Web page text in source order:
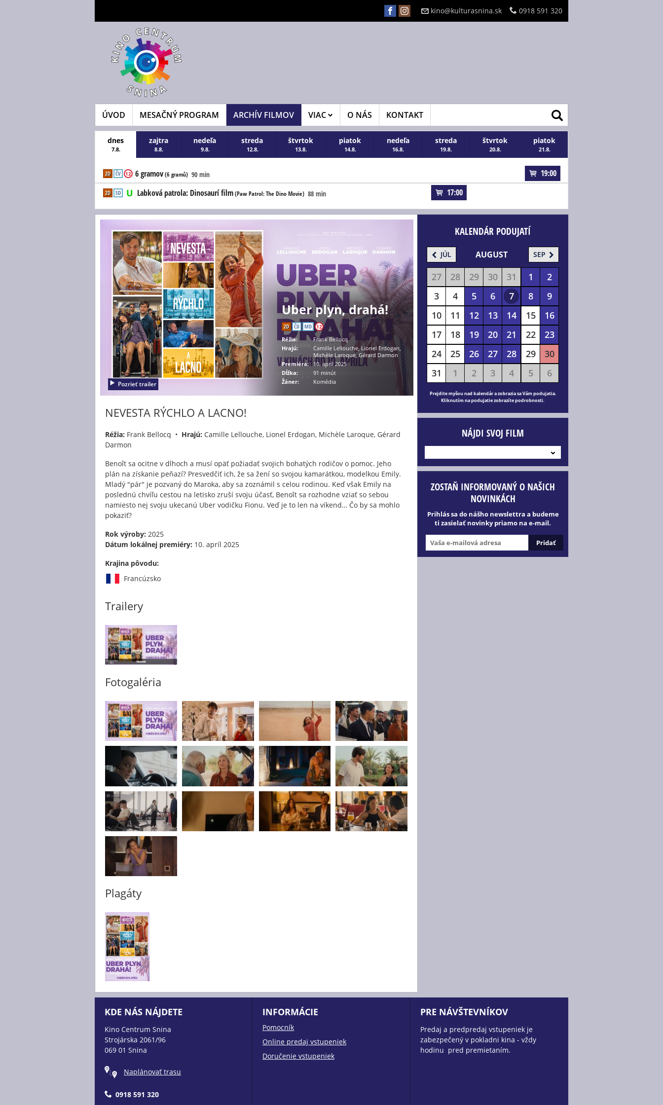
kino@kulturasnina.sk 0918 591 320
ÚVOD MESAČNÝ PROGRAM ARCHÍV FILMOV VIAC O NÁS KONTAKT
dnes
7.8.
zajtra
8.8.
nedeľa
9.8.
streda
12.8.
štvrtok
13.8.
piatok
14.8.
nedeľa
16.8.
streda
19.8.
štvrtok
20.8.
piatok
21.8.
6 gramov(6 gramů) 90 min
2D ČV 12
19:00
Labková patrola: Dinosaurí film(Paw Patrol: The Dino Movie) 88 min
2D SD 17:00
Pozrieť trailer
Uber plyn, drahá!
2D ČD MD 12
Réžia:
Frank Bellocq
Hrajú:
Camille Lellouche, Lionel Erdogan,
Michèle Laroque, Gérard Darmon
Premiéra:
10. apríl 2025
Dĺžka:
91 minút
Žáner:
Komédia
NEVESTA RÝCHLO A LACNO!
Réžia: Frank Bellocq • Hrajú: Camille Lellouche, Lionel Erdogan, Michèle Laroque, Gérard
Darmon
Benoît sa ocitne v dlhoch a musí opäť požiadať svojich bohatých rodičov o pomoc. Jeho
plán na získanie peňazí? Presvedčiť ich, že sa žení so svojou kamarátkou, modelkou Emily.
Mladý "pár" je pozvaný do Maroka, aby sa zoznámil s celou rodinou. Keď však Emily na
poslednú chvíľu cestou na letisko zruší svoju účasť, Benoît sa rozhodne vziať so sebou
namiesto nej svoju ukecanú Uber vodičku Fionu. Veď je to len na víkend… Čo by sa mohlo
pokaziť?
Rok výroby: 2025
Dátum lokálnej premiéry: 10. apríl 2025
Krajina pôvodu:
Francúzsko
Trailery
Fotogaléria
Plagáty
KALENDÁR PODUJATÍ
JÚL AUGUST SEP
27 28 29 30 31 1
2
3
4 5 6 7 8
9
10
11 12 13 14 15
16
17
18 19 20 21 22
23
24
25 26 27 28 29
30
31
1 2 3 4 5 6
Prejdite myšou nad kalendár a zobrazia sa Vám podujatia.
Kliknutím na podujatie zobrazíte podrobnosti.
NÁJDI SVOJ FILM
ZOSTAŇ INFORMOVANÝ O NAŠICH
NOVINKÁCH
Prihlás sa do nášho newslettra a budeme
ti zasielať novinky priamo na e-mail.
KDE NÁS NÁJDETE
Kino Centrum Snina
Strojárska 2061/96
069 01 Snina
Naplánovať trasu
0918 591 320
INFORMÁCIE
Pomocník
Online predaj vstupeniek
Doručenie vstupeniek
PRE NÁVŠTEVNÍKOV
Predaj a predpredaj vstupeniek je
zabezpečený v pokladni kina - vždy
hodinu pred premietaním.